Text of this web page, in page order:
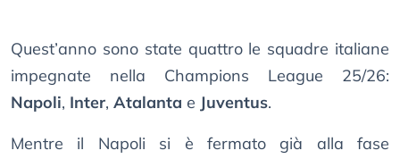
Quest’anno sono state quattro le squadre italiane
impegnate nella Champions League 25/26:
Napoli, Inter, Atalanta e Juventus.
Mentre il Napoli si è fermato già alla fase